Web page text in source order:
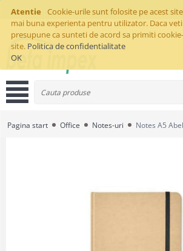
Atentie
Cookie-urile sunt folosite pe acest
mai buna experienta pentru utilizator. Daca
presupune ca sunteti de acord sa primiti
site. Politica de confidentialitate
OK
Pagina start Office Notes-uri Notes A5 Abel